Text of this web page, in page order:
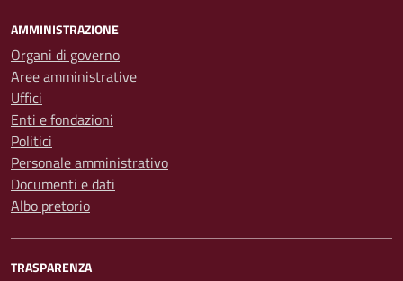
AMMINISTRAZIONE
Organi di governo
Aree amministrative
Uffici
Enti e fondazioni
Politici
Personale amministrativo
Documenti e dati
Albo pretorio
TRASPARENZA